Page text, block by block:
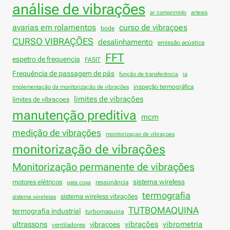
análise de vibrações ar comprimido artesis
avarias em rolamentos bode curso de vibraçoes
CURSO VIBRAÇÕES desalinhamento emissão acústica
espetro de frequencia FASIT FFT
Frequência de passagem de pás função de transferência
ia
Implementação da monitorização de vibrações
inspeção termográfica
limites de vibraçoes limites de vibrações
manutenção preditiva mcm
medição de vibrações monitorizaçao de vibraçoes
monitorização de vibrações
Monitorização permanente de vibrações
motores elétricos pata coxa ressonância sistema wireless
sistema wirelesss sistema wireless vibrações termografia
termografia industrial turbomaquina TUTBOMAQUINA
ultrassons ventiladores vibraçoes vibrações vibrometria